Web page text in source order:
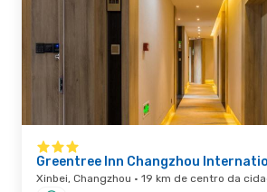
Greentree Inn Changzhou
Xinbei, Changzhou · 19 km de centro da